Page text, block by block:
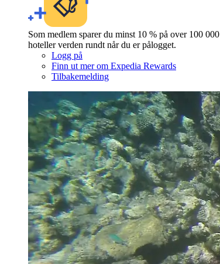
Som medlem sparer du minst 10 % på over 100 000
hoteller verden rundt når du er pålogget.
Logg på
Finn ut mer om Expedia Rewards
Tilbakemelding